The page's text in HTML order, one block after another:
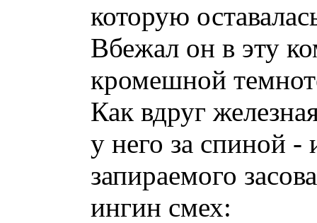
которую
Вбежал он в эту
кромешной
Как вдруг
у него за спиной -
запираемого
ингин смех: